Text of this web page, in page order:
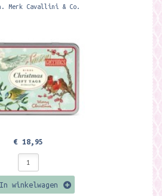
Merk Cavallini & Co.
€ 18,95
In winkelwagen